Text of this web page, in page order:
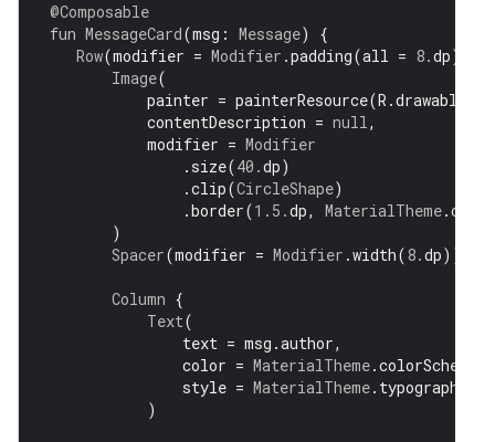
@Composable
fun MessageCard( msg: Message
Row(modifier = Modifier.padding( all = 8.
Image
painter = painterResource(R.drawable
contentDescription = null
modifier = Modifier
.size (40.
.clip(CircleShape
.border ( 1.5. dp, MaterialTheme
Spacer(modifier = Modifier.width(8. dp
Column
Text
text = msg.author
color = MaterialTheme.
style = MaterialTheme.typography